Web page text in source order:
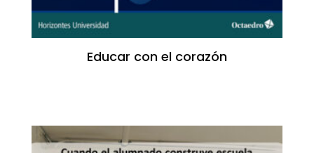
Educar con el corazón